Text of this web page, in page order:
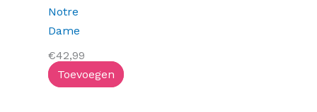
Notre
Dame
€42,99
Toevoegen